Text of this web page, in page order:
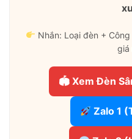
Nhắn: Loại đèn +
giá
🏟 Xem Đèn
Zalo 1